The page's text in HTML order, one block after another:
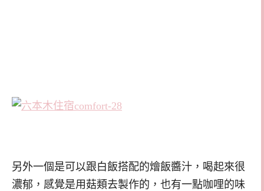
另外一個是可以跟白飯搭配的燴飯醬汁，喝起來很
濃郁，感覺是用菇類去製作的，也有一點咖哩的味